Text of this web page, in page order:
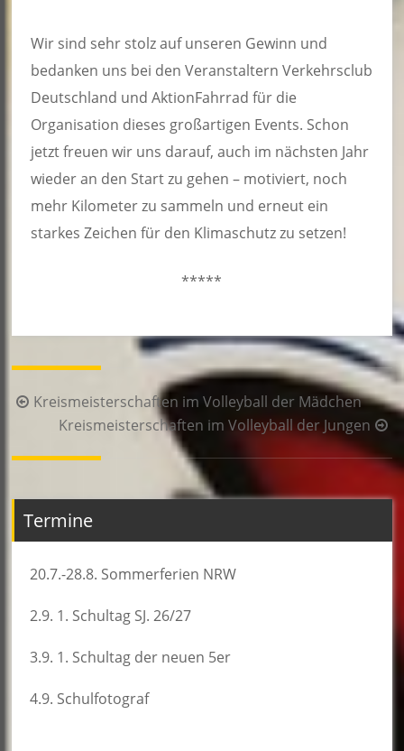
Wir sind sehr stolz auf unseren Gewinn und
bedanken uns bei den Veranstaltern Verkehrsclub
Deutschland und AktionFahrrad für die
Organisation dieses großartigen Events. Schon
jetzt freuen wir uns darauf, auch im nächsten Jahr
wieder an den Start zu gehen – motiviert, noch
mehr Kilometer zu sammeln und erneut ein
starkes Zeichen für den Klimaschutz zu setzen!
*****
Beitragsnavigation
Kreismeisterschaften im Volleyball der Mädchen
Kreismeisterschaften im Volleyball der Jungen
Termine
20.7.-28.8. Sommerferien NRW
2.9. 1. Schultag SJ. 26/27
3.9. 1. Schultag der neuen 5er
4.9. Schulfotograf